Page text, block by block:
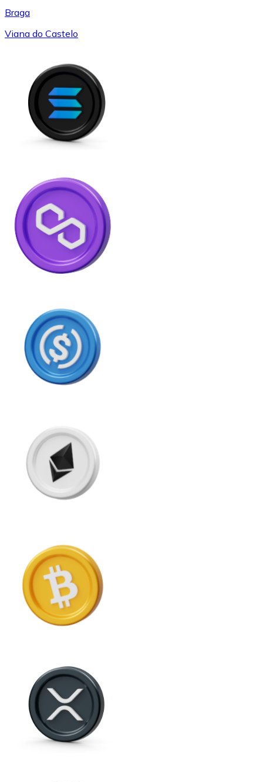
Braga
Viana do Castelo